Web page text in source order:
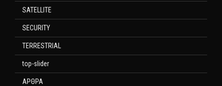
SATELLITE
SECURITY
TERRESTRIAL
top-slider
ΑΡΘΡΑ